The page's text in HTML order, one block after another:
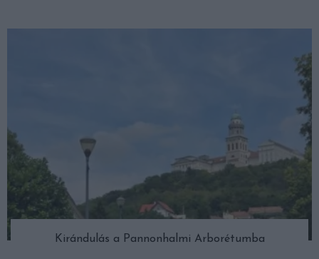
Kirándulás a Pannonhalmi Arborétumba